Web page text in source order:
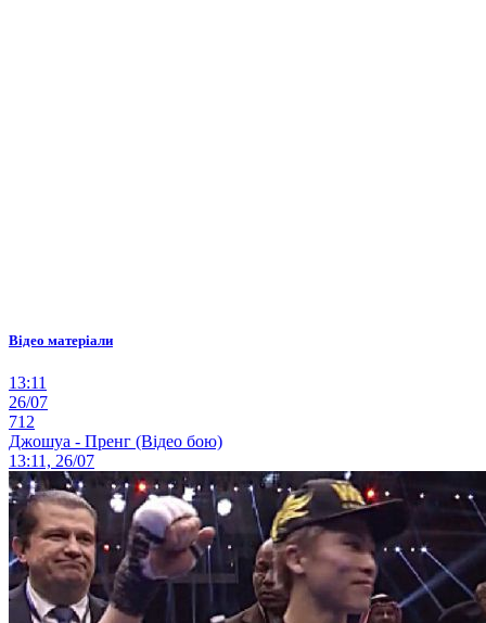
Відео матеріали
13:11
26/07
712
Джошуа - Пренг (Відео бою)
13:11, 26/07